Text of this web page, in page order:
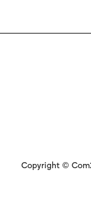
Copyright ©